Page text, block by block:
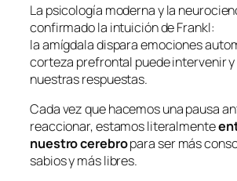
La psicología moderna y la
confirmado la intuición de Frankl:
la amígdala dispara emociones
corteza prefrontal puede intervenir
nuestras respuestas.
Cada vez que hacemos una pausa
reaccionar, estamos literalmente
nuestro cerebropara ser más
sabios y más libres.